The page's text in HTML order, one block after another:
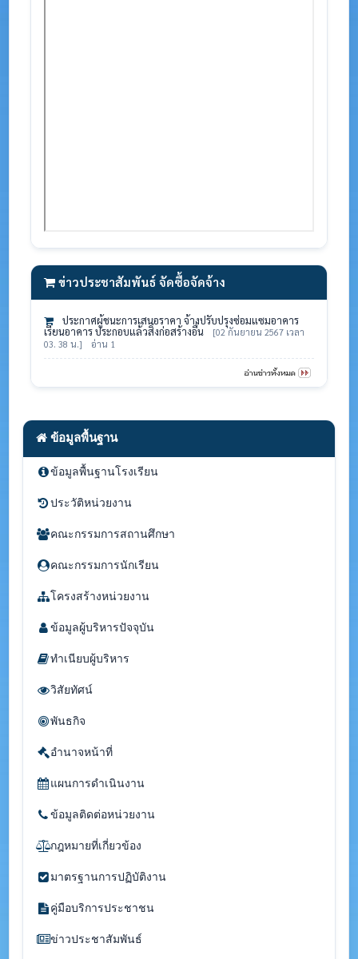
ข้อมูลพื้นฐาน
ข้อมูลพื้นฐานโรงเรียน
ประวัติหน่วยงาน
คณะกรรมการสถานศึกษา
คณะกรรมการนักเรียน
โครงสร้างหน่วยงาน
ข้อมูลผู้บริหารปัจจุบัน
ทำเนียบผู้บริหาร
วิสัยทัศน์
พันธกิจ
อำนาจหน้าที่
แผนการดำเนินงาน
ข้อมูลติดต่อหน่วยงาน
กฎหมายที่เกี่ยวข้อง
มาตรฐานการปฏิบัติงาน
คู่มือบริการประชาชน
ข่าวประชาสัมพันธ์
ข่าวประชาสัมพันธ์ จัดซื้อจัดจ้าง
ประกาศผู้ชนะการเสนอราคา จ้างปรับปรุงซ่อมแซมอาคาร
เรียนอาคาร ประกอบแล้วสิ่งก่อสร้างอื่น
[02 กันยายน 2567 เวลา
03. 38 น.]
อ่าน 1